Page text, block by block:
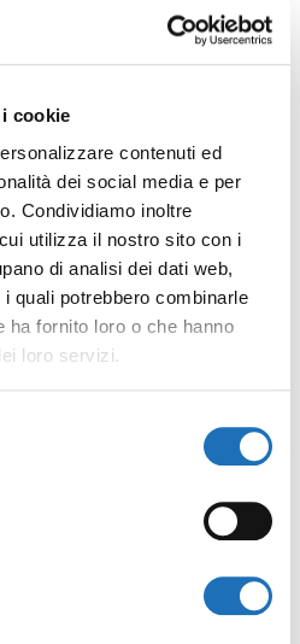
cookie
contenuti ed
dei social media e per
Condividiamo inoltre
utilizza il nostro sito con i
di analisi dei dati web,
quali potrebbero combinarle
ha fornito loro o che hanno
loro servizi.
esplorare
dentro Cesenatico